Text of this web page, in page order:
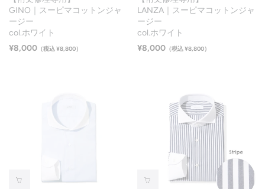
GINO｜スーピマコットンジャ
ージー
col.ホワイト
¥8,000 （税込 ¥8,800）
LANZA｜スーピマコットンジャ
ージー
col.ホワイト
¥8,000（税込 ¥8,800）